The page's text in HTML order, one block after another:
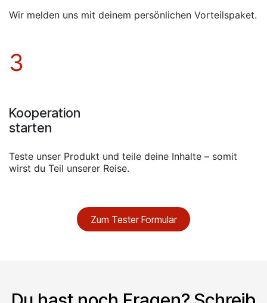
Wir melden uns mit deinem persönlichen Vorteilspaket.
3
Kooperation
starten
Teste unser Produkt und teile deine Inhalte – somit
wirst du Teil unserer Reise.
Zum Tester Formular